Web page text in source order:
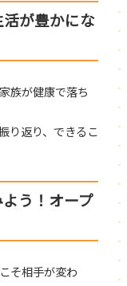
が豊かにな
族が健康で落ち
り返り、できるこ
う！オープ
そ相手が変わ